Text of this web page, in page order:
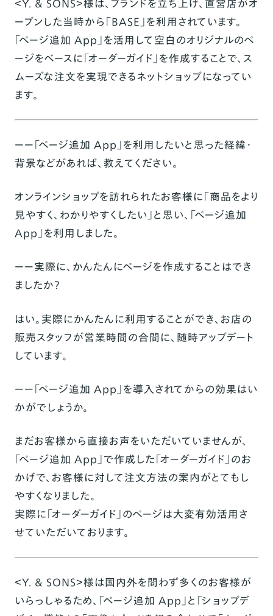
＜Y. & SONS＞様は、ブランドを立ち上げ、直営店がオ
ープンした当時から「BASE」を利用されています。
「ページ追加 App」を活用して空白のオリジナルのペ
ージをベースに「オーダーガイド」を作成することで、ス
ムーズな注文を実現できるネットショップになってい
ます。
ーー「ページ追加 App」を利用したいと思った経緯・
背景などがあれば、教えてください。
オンラインショップを訪れられたお客様に「商品をより
見やすく、わかりやすくしたい」と思い、「ページ追加
App」を利用しました。
ーー実際に、かんたんにページを作成することはでき
ましたか？
はい。実際にかんたんに利用することができ、お店の
販売スタッフが営業時間の合間に、随時アップデート
しています。
ーー「ページ追加 App」を導入されてからの効果はい
かがでしょうか。
まだお客様から直接お声をいただいていませんが、
「ページ追加 App」で作成した「オーダーガイド」のお
かげで、お客様に対して注文方法の案内がとてもし
やすくなりました。
実際に「オーダーガイド」のページは大変有効活用さ
せていただいております。
＜Y. & SONS＞様は国内外を問わず多くのお客様が
いらっしゃるため、 「ページ追加 App」と「ショップデ